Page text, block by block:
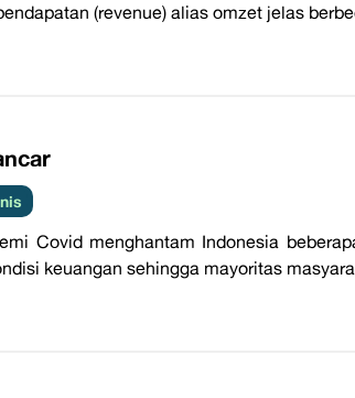
(revenue) alias omzet jelas
Covid menghantam Indonesia
keuangan sehingga mayoritas